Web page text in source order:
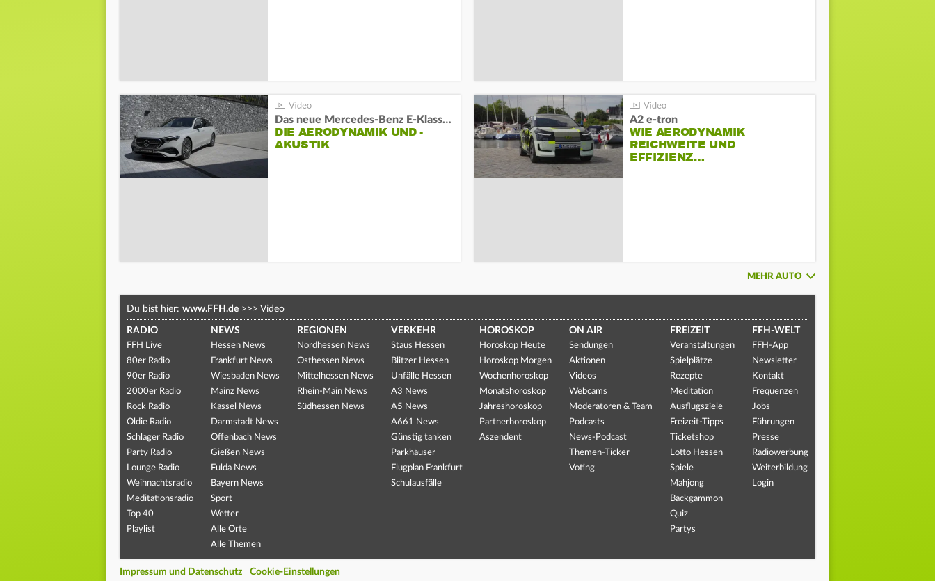
Das neue Mercedes-Benz E-Klasse T-Modell
DIE AERODYNAMIK UND -
AKUSTIK
A2 e-tron
WIE AERODYNAMIK
REICHWEITE UND
EFFIZIENZ…
MEHR AUTO
Du bist hier: www.FFH.de >>> Video
RADIO
FFH Live
80er Radio
90er Radio
2000er Radio
Rock Radio
Oldie Radio
Schlager Radio
Party Radio
Lounge Radio
Weihnachtsradio
Meditationsradio
Top 40
Playlist
NEWS
Hessen News
Frankfurt News
Wiesbaden News
Mainz News
Kassel News
Darmstadt News
Offenbach News
Gießen News
Fulda News
Bayern News
Sport
Wetter
Alle Orte
Alle Themen
REGIONEN
Nordhessen News
Osthessen News
Mittelhessen News
Rhein-Main News
Südhessen News
VERKEHR
Staus Hessen
Blitzer Hessen
Unfälle Hessen
A3 News
A5 News
A661 News
Günstig tanken
Parkhäuser
Flugplan Frankfurt
Schulausfälle
HOROSKOP
Horoskop Heute
Horoskop Morgen
Wochenhoroskop
Monatshoroskop
Jahreshoroskop
Partnerhoroskop
Aszendent
ON AIR
Sendungen
Aktionen
Videos
Webcams
Moderatoren & Team
Podcasts
News-Podcast
Themen-Ticker
Voting
FREIZEIT
Veranstaltungen
Spielplätze
Rezepte
Meditation
Ausflugsziele
Freizeit-Tipps
Ticketshop
Lotto Hessen
Spiele
Mahjong
Backgammon
Quiz
Partys
FFH-WELT
FFH-App
Newsletter
Kontakt
Frequenzen
Jobs
Führungen
Presse
Radiowerbung
Weiterbildung
Login
Impressum und Datenschutz Cookie-Einstellungen